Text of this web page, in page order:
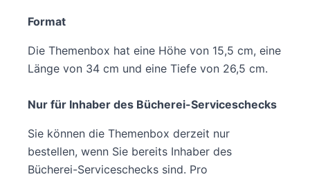
Format
Die Themenbox hat eine Höhe von 15,5 cm, eine
Länge von 34 cm und eine Tiefe von 26,5 cm.
Nur für Inhaber des Bücherei-Serviceschecks
Sie können die Themenbox derzeit nur
bestellen, wenn Sie bereits Inhaber des
Bücherei-Serviceschecks sind. Pro